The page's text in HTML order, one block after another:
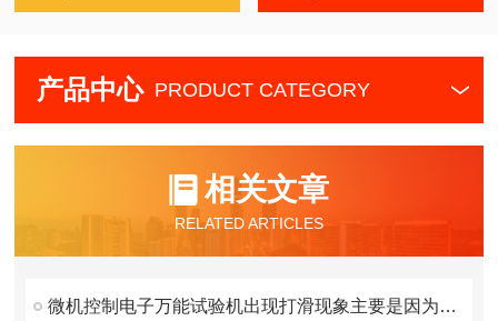
产品中心 PRODUCT CATEGORY
相关文章
RELATED ARTICLES
微机控制电子万能试验机出现打滑现象主要是因为这三点原因